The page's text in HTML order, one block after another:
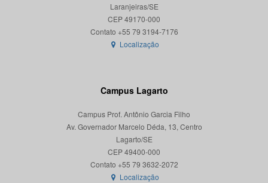
Laranjeiras/SE
CEP 49170-000
Localização
Campus Lagarto
Campus Prof. Antônio Garcia Filho
Av. Governador Marcelo Déda, 13, Centro
Lagarto/SE
CEP 49400-000
Localização